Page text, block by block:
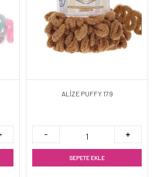
ALİZE PUFFY 179
SEPETE EKLE